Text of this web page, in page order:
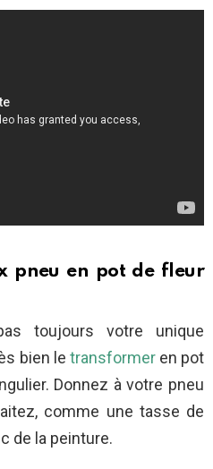
pneu en pot de fleur
toujours votre unique
bien le transformeren pot
Donnez à votre pneu
comme une tasse de
de la peinture.